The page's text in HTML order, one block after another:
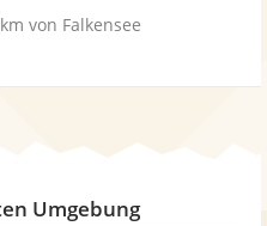
von Falkensee
Umgebung